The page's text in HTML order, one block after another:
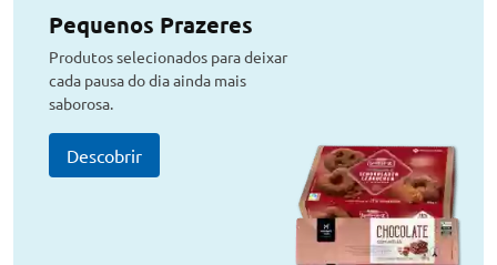
Pequenos Prazeres
Produtos selecionados para deixar
cada pausa do dia ainda mais
saborosa.
Descobrir